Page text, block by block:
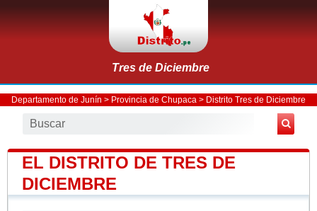
Tres de Diciembre
Departamento de Junín > Provincia de Chupaca > Distrito Tres de Diciembre
EL DISTRITO DE TRES DE
DICIEMBRE